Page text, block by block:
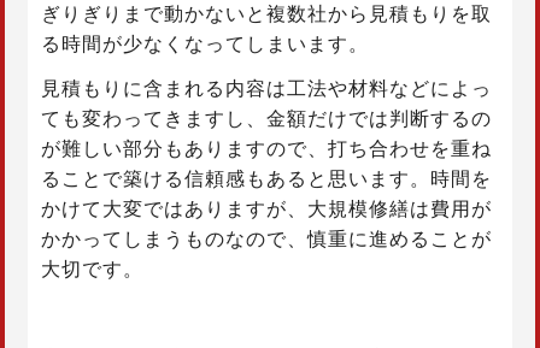
ぎりぎりまで動かないと複数社から見積もりを取
る時間が少なくなってしまいます。
見積もりに含まれる内容は工法や材料などによっ
ても変わってきますし、金額だけでは判断するの
が難しい部分もありますので、打ち合わせを重ね
ることで築ける信頼感もあると思います。時間を
かけて大変ではありますが、大規模修繕は費用が
かかってしまうものなので、慎重に進めることが
大切です。